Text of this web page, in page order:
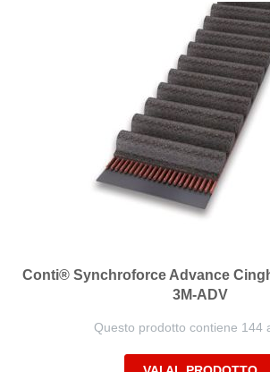
Conti® Synchroforce Advance
3M-ADV
Questo prodotto contiene 144